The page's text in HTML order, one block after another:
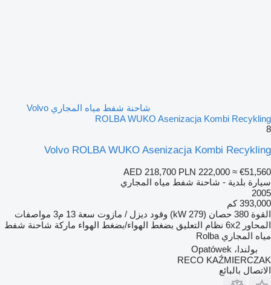
شاحنة شفط مياه المجاري Volvo
ROLBA WUKO Asenizacja Kombi Recykling
8
Volvo ROLBA WUKO Asenizacja Kombi Recykling
AED 218,700 PLN 222,000 ≈ €51,560
سيارة بلدية - شاحنة شفط مياه المجاري
2005
393,000 كم
القوة 380 حصان (279 kW) وقود ديزل / مازوت سعة 13 م3
مواصفات
المحاور 6x2 نظام التعليق بضغط الهواء/بضغط الهواء ماركة شاحنة شفط
مياه المجاري Rolba
بولندا، Opatówek
RECO KAŹMIERCZAK
الاتصال بالبائع